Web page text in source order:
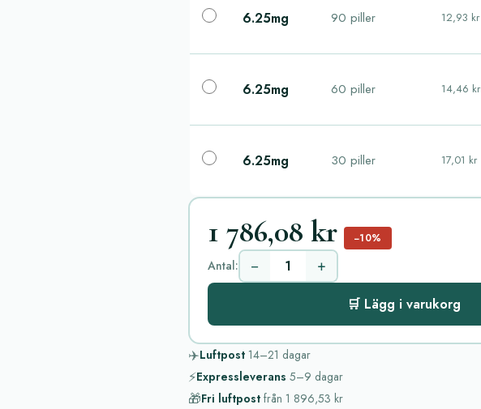
6.25mg 90 piller 12,93 kr
6.25mg 60 piller 14,46 kr
6.25mg 30 piller 17,01 kr
1 786,08 kr −10%
Antal: − +
🛒 Lägg i varukorg
✈️Luftpost 14–21 dagar
⚡Expressleverans 5–9 dagar
🎁Fri luftpost från 1 896,53 kr